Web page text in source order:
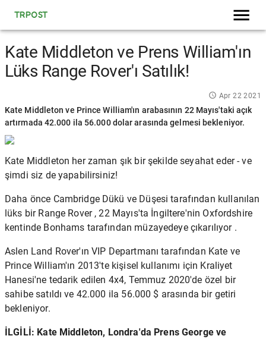
TRPOST
Kate Middleton ve Prens William'ın
Lüks Range Rover'ı Satılık!
Apr 22 2021
Kate Middleton ve Prince William'ın arabasının 22 Mayıs'taki açık
artırmada 42.000 ila 56.000 dolar arasında gelmesi bekleniyor.
Kate Middleton her zaman şık bir şekilde seyahat eder- ve
şimdi siz de yapabilirsiniz!
Daha önce Cambridge Dükü ve Düşesi tarafından kullanılan
lüks bir Range Rover , 22 Mayıs'ta İngiltere'nin Oxfordshire
kentinde Bonhams tarafından müzayedeye çıkarılıyor .
Aslen Land Rover'ın VIP Departmanı tarafından Kate ve
Prince William'ın 2013'te kişisel kullanımı için Kraliyet
Hanesi'ne tedarik edilen 4x4, Temmuz 2020'de özel bir
sahibe satıldı ve 42.000 ila 56.000 $ arasında bir getiri
bekleniyor.
İLGİLİ: Kate Middleton, Londra'da Prens George ve